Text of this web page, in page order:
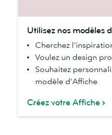
nos
modèles
d'Affiche
vous...
Utilisez nos modèles
Cherchez
Voulez un design
Souhaitez
modèle d'Affiche
Créez votre Affiche